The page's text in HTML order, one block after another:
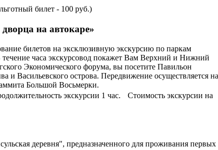
билет - 100 руб.)
на автокаре»
билетов на эксклюзивную экскурсию по паркам
часа экскурсовод покажет Вам Верхний и Нижний
Экономического форума, вы посетите Павильон
и Васильевского острова. Передвижение осуществляется на
Большой Восьмерки.
экскурсии 1 час. Стоимость экскурсии на
деревня", предназначенного для проживания первых